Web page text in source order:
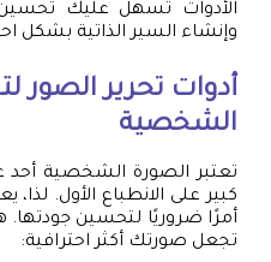
الأدوات تسهل عليك
وإنشاء السير الذاتية بشكل
أدوات تحرير الصور
الشخصية
تعتبر الصورة الشخصية أحد
كبير على الانطباع الأول.
أمرًا ضروريًا لتحسين جودتها.
تجعل صورتك أكثر احترافية: